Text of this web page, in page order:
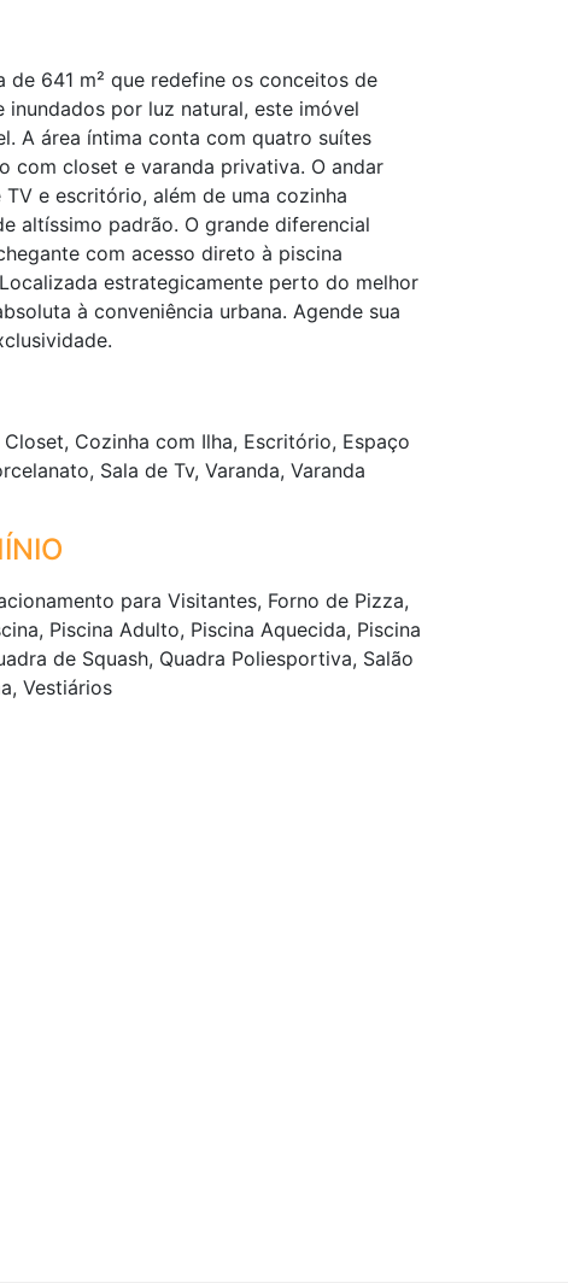
641 m² que redefine os conceitos de
por luz natural, este imóvel
A área íntima conta com quatro suítes
com closet e varanda privativa. O andar
e escritório, além de uma cozinha
altíssimo padrão. O grande diferencial
com acesso direto à piscina
estrategicamente perto do melhor
à conveniência urbana. Agende sua
Cozinha com Ilha, Escritório, Espaço
Sala de Tv, Varanda, Varanda
para Visitantes, Forno de Pizza,
Piscina Adulto, Piscina Aquecida, Piscina
de Squash, Quadra Poliesportiva, Salão
Vestiários